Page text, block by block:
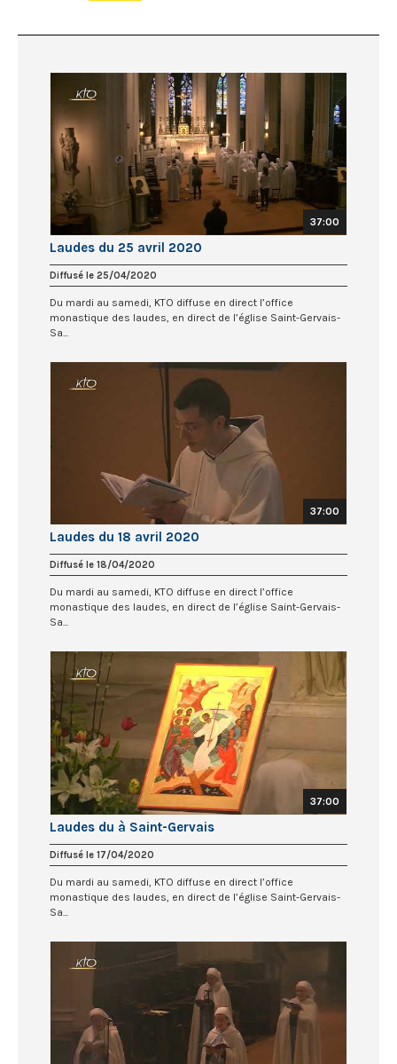
37:00
Laudes du 25 avril 2020
Diffusé le 25/04/2020
Du mardi au samedi, KTO diffuse en direct l’office
monastique des laudes, en direct de l’église Saint-Gervais-
Sa...
37:00
Laudes du 18 avril 2020
Diffusé le 18/04/2020
Du mardi au samedi, KTO diffuse en direct l’office
monastique des laudes, en direct de l’église Saint-Gervais-
Sa...
37:00
Laudes du à Saint-Gervais
Diffusé le 17/04/2020
Du mardi au samedi, KTO diffuse en direct l’office
monastique des laudes, en direct de l’église Saint-Gervais-
Sa...